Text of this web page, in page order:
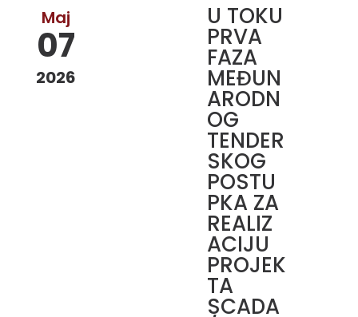
Maj
07
2026
U TOKU
PRVA
FAZA
MEĐUN
ARODN
OG
TENDER
SKOG
POSTU
PKA ZA
REALIZ
ACIJU
PROJEK
TA
SCADA